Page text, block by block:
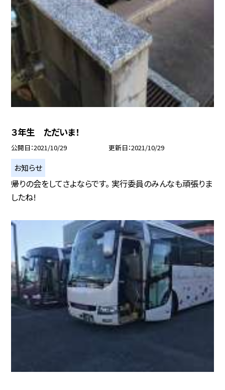
３年生 ただいま！
公開日 2021/10/29 更新日 2021/10/29
お知らせ
帰りの会をしてさよならです。 実行委員のみんなも頑張りま
したね!